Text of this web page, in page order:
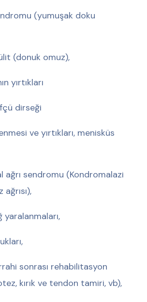
(yumuşak doku
(donuk omuz),
yırtıkları
dirseği
ve yırtıkları, menisküs
ağrı sendromu (Kondromalazi
yaralanmaları,
sonrası rehabilitasyon
kırık ve tendon tamiri, vb),